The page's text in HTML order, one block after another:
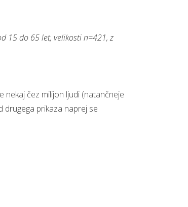
15 do 65 let, velikosti n=421, z
nekaj čez milijon ljudi (natančneje
drugega prikaza naprej se